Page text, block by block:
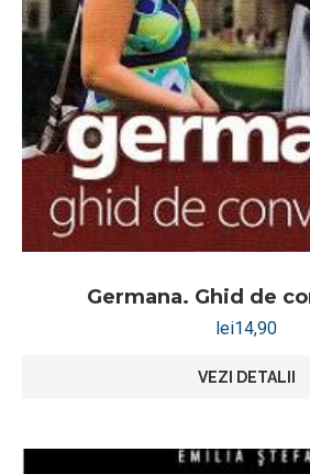
Germana. Ghid de
lei14,90
VEZI DETALII